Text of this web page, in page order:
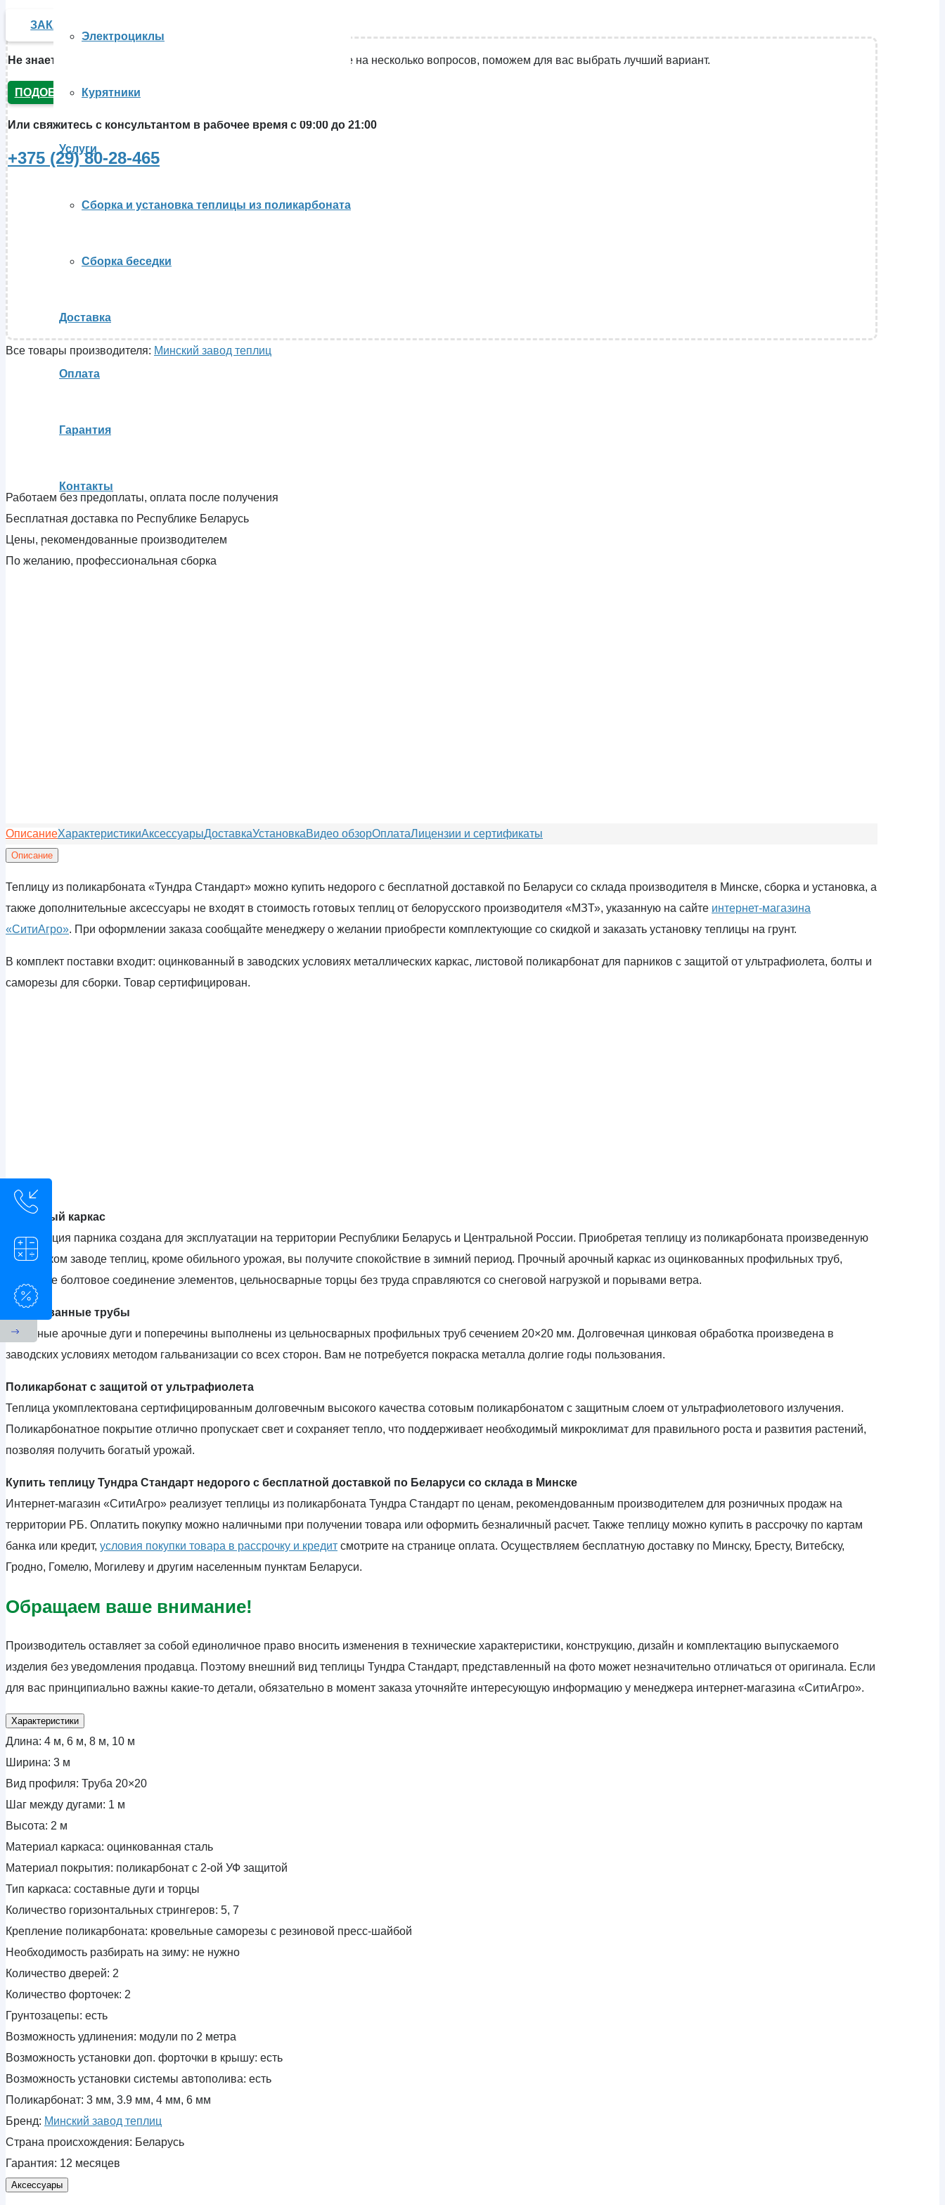
Электроциклы
Курятники
Услуги
Сборка и установка теплицы из поликарбоната
Сборка беседки
Доставка
Оплата
Гарантия
Контакты
ЗАКАЗАТЬ В 1 КЛИК
Не знаете, какую ? Ответьте на несколько вопросов, поможем для вас выбрать лучший вариант.
ПОДОБРАТЬ
Или свяжитесь с консультантом в рабочее время с 09:00 до 21:00
+375 (29) 80-28-465
Все товары производителя: Минский завод теплиц
Работаем без предоплаты, оплата после получения
Бесплатная доставка по Республике Беларусь
Цены, рекомендованные производителем
По желанию, профессиональная сборка
ОписаниеХарактеристикиАксессуарыДоставкаУстановкаВидео обзорОплатаЛицензии и сертификаты
Описание
Теплицу из поликарбоната «Тундра Стандарт» можно купить недорого с бесплатной доставкой по Беларуси со склада производителя в Минске, сборка и установка, а
также дополнительные аксессуары не входят в стоимость готовых теплиц от белорусского производителя «МЗТ», указанную на сайте интернет-магазина
«СитиАгро». При оформлении заказа сообщайте менеджеру о желании приобрести комплектующие со скидкой и заказать установку теплицы на грунт.
В комплект поставки входит: оцинкованный в заводских условиях металлических каркас, листовой поликарбонат для парников с защитой от ультрафиолета, болты и
саморезы для сборки. Товар сертифицирован.
Надежный каркас
Конструкция парника создана для эксплуатации на территории Республики Беларусь и Центральной России. Приобретая теплицу из поликарбоната произведенную
на Минском заводе теплиц, кроме обильного урожая, вы получите спокойствие в зимний период. Прочный арочный каркас из оцинкованных профильных труб,
надежное болтовое соединение элементов, цельносварные торцы без труда справляются со снеговой нагрузкой и порывами ветра.
Оцинкованные трубы
Стальные арочные дуги и поперечины выполнены из цельносварных профильных труб сечением 20×20 мм. Долговечная цинковая обработка произведена в
заводских условиях методом гальванизации со всех сторон. Вам не потребуется покраска металла долгие годы пользования.
Поликарбонат с защитой от ультрафиолета
Теплица укомплектована сертифицированным долговечным высокого качества сотовым поликарбонатом с защитным слоем от ультрафиолетового излучения.
Поликарбонатное покрытие отлично пропускает свет и сохраняет тепло, что поддерживает необходимый микроклимат для правильного роста и развития растений,
позволяя получить богатый урожай.
Купить теплицу Тундра Стандарт недорого с бесплатной доставкой по Беларуси со склада в Минске
Интернет-магазин «СитиАгро» реализует теплицы из поликарбоната Тундра Стандарт по ценам, рекомендованным производителем для розничных продаж на
территории РБ. Оплатить покупку можно наличными при получении товара или оформить безналичный расчет. Также теплицу можно купить в рассрочку по картам
банка или кредит, условия покупки товара в рассрочку и кредит смотрите на странице оплата. Осуществляем бесплатную доставку по Минску, Бресту, Витебску,
Гродно, Гомелю, Могилеву и другим населенным пунктам Беларуси.
Обращаем ваше внимание!
Производитель оставляет за собой единоличное право вносить изменения в технические характеристики, конструкцию, дизайн и комплектацию выпускаемого
изделия без уведомления продавца. Поэтому внешний вид теплицы Тундра Стандарт, представленный на фото может незначительно отличаться от оригинала. Если
для вас принципиально важны какие-то детали, обязательно в момент заказа уточняйте интересующую информацию у менеджера интернет-магазина «СитиАгро».
Характеристики
Длина: 4 м, 6 м, 8 м, 10 м
Ширина: 3 м
Вид профиля: Труба 20×20
Шаг между дугами: 1 м
Высота: 2 м
Материал каркаса: оцинкованная сталь
Материал покрытия: поликарбонат с 2-ой УФ защитой
Тип каркаса: составные дуги и торцы
Количество горизонтальных стрингеров: 5, 7
Крепление поликарбоната: кровельные саморезы с резиновой пресс-шайбой
Необходимость разбирать на зиму: не нужно
Количество дверей: 2
Количество форточек: 2
Грунтозацепы: есть
Возможность удлинения: модули по 2 метра
Возможность установки доп. форточки в крышу: есть
Возможность установки системы автополива: есть
Поликарбонат: 3 мм, 3.9 мм, 4 мм, 6 мм
Бренд: Минский завод теплиц
Страна происхождения: Беларусь
Гарантия: 12 месяцев
Аксессуары